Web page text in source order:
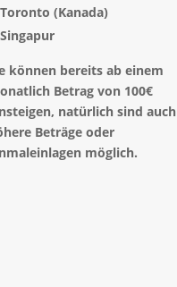
Toronto (Kanada)
Singapur
können bereits ab einem
Betrag von 100€
natürlich sind auch
Beträge oder
möglich.